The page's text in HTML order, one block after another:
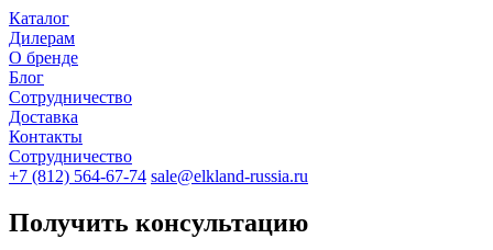
Каталог
Дилерам
О бренде
Блог
Сотрудничество
Доставка
Контакты
Сотрудничество
+7 (812) 564-67-74 sale@elkland-russia.ru
Получить консультацию